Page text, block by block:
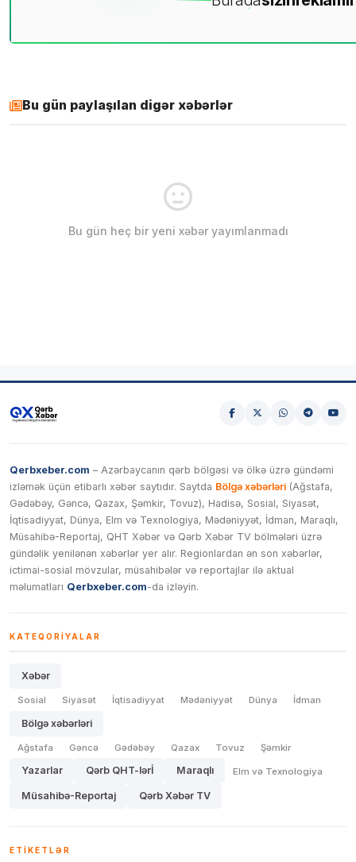
Bu gün paylaşılan digər xəbərlər
Bu gün heç bir yeni xəbər yayımlanmadı
Qerbxeber.com – Azərbaycanın qərb bölgəsi və ölkə üzrə gündəmi
izləmək üçün etibarlı xəbər saytıdır. Saytda Bölgə xəbərləri (Ağstafa,
Gədəbəy, Gəncə, Qazax, Şəmkir, Tovuz), Hadisə, Sosial, Siyasət,
İqtisadiyyat, Dünya, Elm və Texnologiya, Mədəniyyət, İdman, Maraqlı,
Müsahibə-Reportaj, QHT Xəbər və Qərb Xəbər TV bölmələri üzrə
gündəlik yenilənən xəbərlər yer alır. Regionlardan ən son xəbərlər,
ictimai-sosial mövzular, müsahibələr və reportajlar ilə aktual
məlumatları Qerbxeber.com-da izləyin.
KATEQORIYALAR
Xəbər
Sosial Siyasət İqtisadiyyat Mədəniyyət Dünya İdman
Bölgə xəbərləri
Ağstafa Gəncə Gədəbəy Qazax Tovuz Şəmkir
Yazarlar Qərb QHT-lərİ Maraqlı Elm və Texnologiya
Müsahibə-Reportaj Qərb Xəbər TV
ETIKETLƏR